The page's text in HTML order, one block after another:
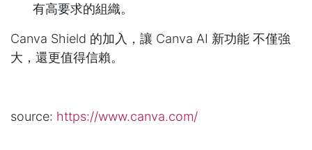
有高要求的組織。
Canva Shield 的加入，讓 Canva AI 新功能 不僅強
大，還更值得信賴。
source: https://www.canva.com/